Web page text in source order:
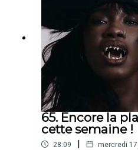
65. Encore la
cette semaine !
28:09 | mercredi